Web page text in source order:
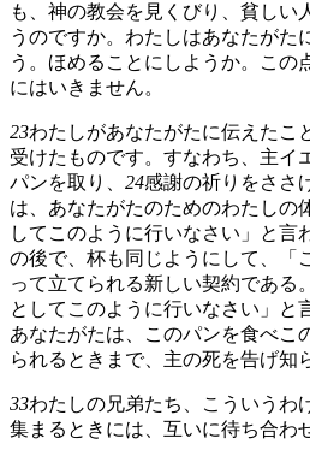
も、神の教会を見くびり、貧しい
うのですか。わたしはあなたがた
う。ほめることにしようか。この
にはいきません。
23わたしがあなたがたに伝えたこ
受けたものです。すなわち、主イ
パンを取り、 24感謝の祈りをささ
は、あなたがたのためのわたしの
してこのように行いなさい」と言
の後で、杯も同じようにして、「
って立てられる新しい契約である
としてこのように行いなさい」と
あなたがたは、このパンを食べこ
られるときまで、主の死を告げ知
33わたしの兄弟たち、こういうわ
集まるときには、互いに待ち合わ